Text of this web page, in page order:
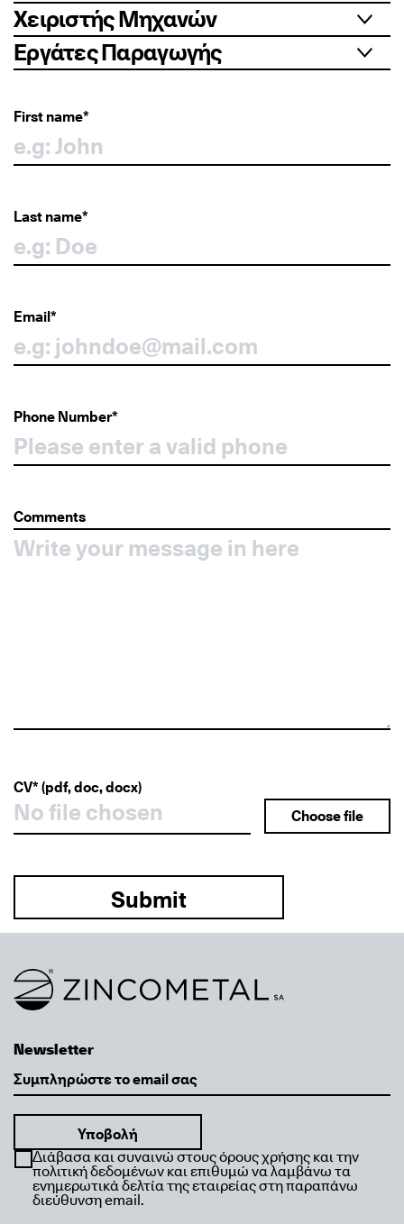
Χειριστής Μηχανών
Εργάτες Παραγωγής
First name*
Last name*
Email*
Phone Number*
Comments
CV* (pdf, doc, docx)
Link to homepage
Newsletter
Διάβασα και συναινώ στους όρους χρήσης και την
πολιτική δεδομένων και επιθυμώ να λαμβάνω τα
ενημερωτικά δελτία της εταιρείας στη παραπάνω
διεύθυνση email.